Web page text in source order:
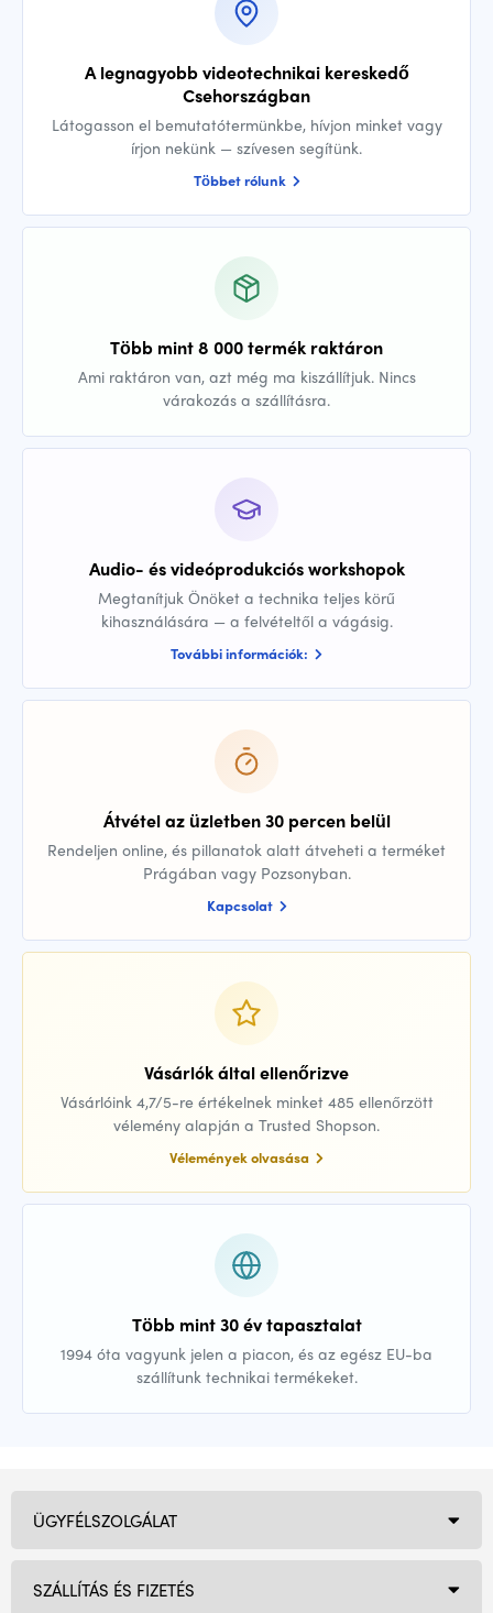
A legnagyobb videotechnikai kereskedő
Csehországban
Látogasson el bemutatótermünkbe, hívjon minket vagy
írjon nekünk — szívesen segítünk.
Többet rólunk
Több mint 8 000 termék raktáron
Ami raktáron van, azt még ma kiszállítjuk. Nincs
várakozás a szállításra.
Audio- és videóprodukciós workshopok
Megtanítjuk Önöket a technika teljes körű
kihasználására — a felvételtől a vágásig.
További információk:
Átvétel az üzletben 30 percen belül
Rendeljen online, és pillanatok alatt átveheti a terméket
Prágában vagy Pozsonyban.
Kapcsolat
Vásárlók által ellenőrizve
Vásárlóink 4,7/5-re értékelnek minket 485 ellenőrzött
vélemény alapján a Trusted Shopson.
Vélemények olvasása
Több mint 30 év tapasztalat
1994 óta vagyunk jelen a piacon, és az egész EU-ba
szállítunk technikai termékeket.
ÜGYFÉLSZOLGÁLAT
SZÁLLÍTÁS ÉS FIZETÉS